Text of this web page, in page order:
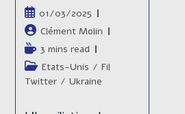
Publication
publiée :
01/03/2025
Auteur/autrice
de
la
publication :
Clément Molin
Temps
de
lecture :
3 mins read
Post
category:
Etats-Unis / Fil
Twitter / Ukraine